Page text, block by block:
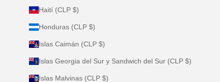
Haití (CLP $)
Honduras (CLP $)
Islas Caimán (CLP $)
Islas Georgia del Sur y Sandwich del Sur (CLP $)
Islas Malvinas (CLP $)